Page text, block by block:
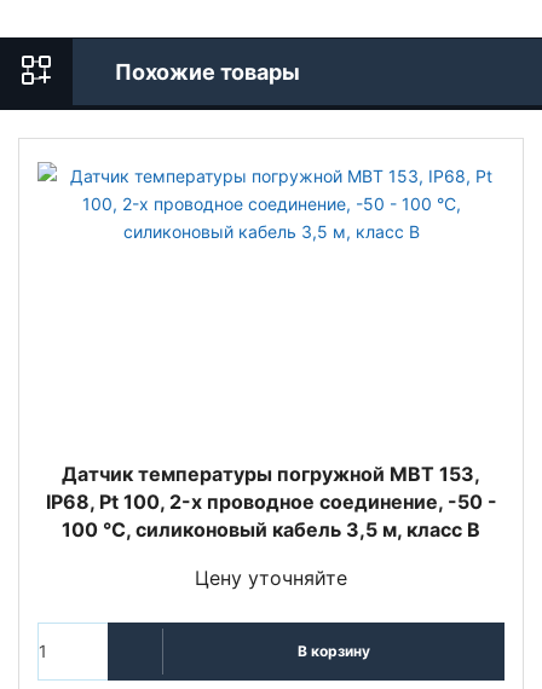
Похожие товары
Датчик температуры погружной MBT 153,
IP68, Pt 100, 2-х проводное соединение, -50 -
100 °C, силиконовый кабель 3,5 м, класс В
Цену уточняйте
В корзину